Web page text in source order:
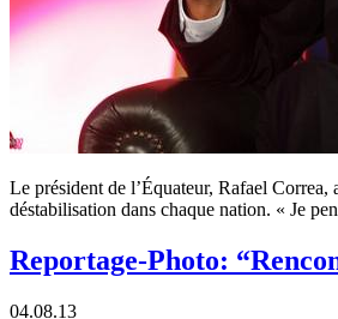
Le président de l’Équateur, Rafael
déstabilisation dans chaque nation. « Je
Reportage-Photo:
04.08.13